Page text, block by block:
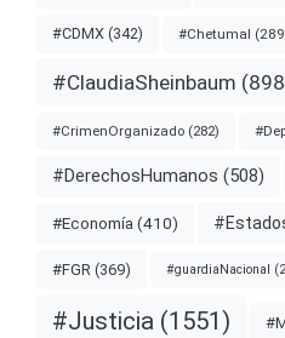
#CDMX (342) #Chetumal
#ClaudiaSheinbaum
#CrimenOrganizado (282)
#DerechosHumanos (508)
#Economía (410)
#FGR (369) #guardiaNacional
#Justicia (1551)